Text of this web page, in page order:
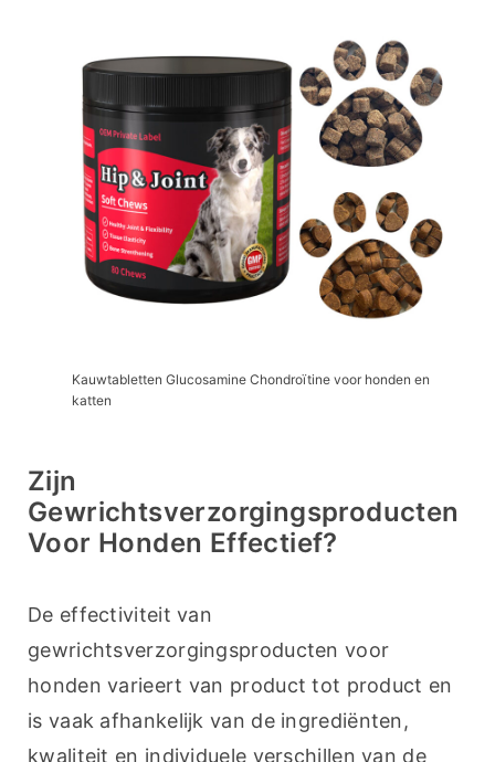
Kauwtabletten Glucosamine Chondroïtine voor honden en
katten
Zijn
Gewrichtsverzorgingsproducten
Voor Honden Effectief?
De effectiviteit van
gewrichtsverzorgingsproducten voor
honden varieert van product tot product en
is vaak afhankelijk van de ingrediënten,
kwaliteit en individuele verschillen van de